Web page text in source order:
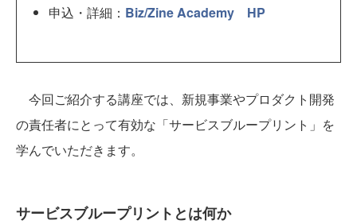
申込・詳細： Biz/Zine Academy HP
今回ご紹介する講座では、新規事業やプロダクト開発
の責任者にとって有効な「サービスブループリント」を
学んでいただきます。
サービスブループリントとは何か